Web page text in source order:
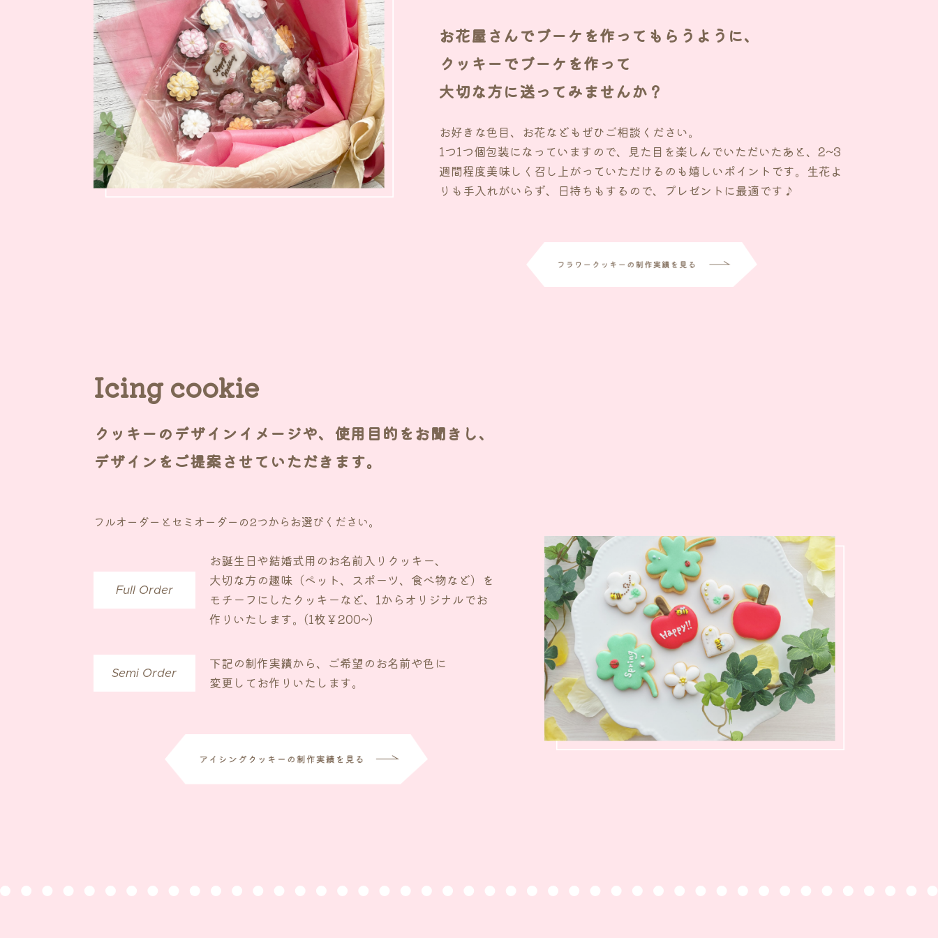
お花屋さんでブーケを作ってもらうように、
クッキーでブーケを作って
大切な方に送ってみませんか？
お好きな色目、お花などもぜひご相談ください。
1つ1つ個包装になっていますので、見た目を楽しんでいただいたあと、2~3
週間程度美味しく召し上がっていただけるのも嬉しいポイントです。生花よ
りも手入れがいらず、日持ちもするので、プレゼントに最適です♪
Icing cookie
クッキーのデザインイメージや、使用目的をお聞きし、
デザインをご提案させていただきます。
フルオーダーとセミオーダーの2つからお選びください。
Full Order
お誕生日や結婚式用のお名前入りクッキー、
大切な方の趣味（ペット、スポーツ、食べ物など）を
モチーフにしたクッキーなど、1からオリジナルでお
作りいたします。(1枚￥200~)
Semi Order
下記の制作実績から、ご希望のお名前や色に
変更してお作りいたします。